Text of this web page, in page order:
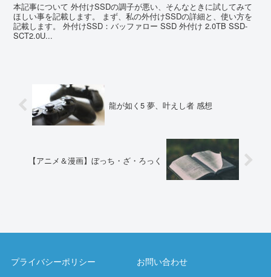
本記事について 外付けSSDの調子が悪い、そんなときに試してみて
ほしい事を記載します。 まず、私の外付けSSDの詳細と、使い方を
記載します。 外付けSSD：バッファロー SSD 外付け 2.0TB SSD-
SCT2.0U...
龍が如く5 夢、叶えし者 感想
【アニメ＆漫画】ぼっち・ざ・ろっく
プライバシーポリシー
お問い合わせ